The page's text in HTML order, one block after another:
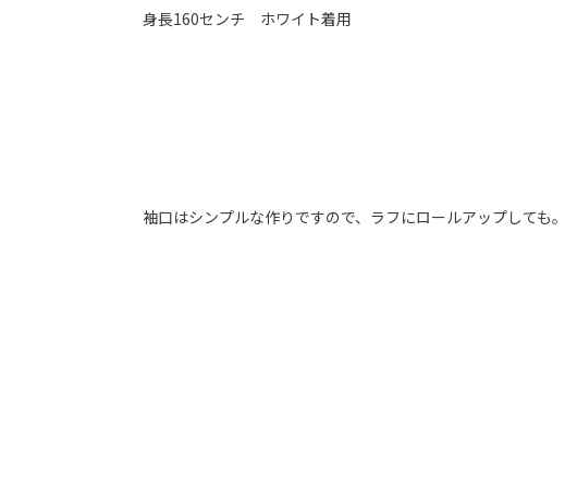
身長160センチ ホワイト着用
袖口はシンプルな作りですので、ラフにロールアップしても。